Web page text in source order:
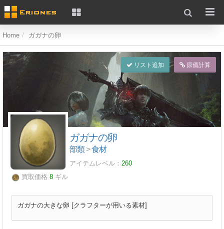
Home ガガナの卵
リスト追加 原価計算
ガガナの卵
部類>食材
アイテムレベル： 260
買取価格 8 ギル
ガガナの大きな卵 [クラフターが用いる素材]